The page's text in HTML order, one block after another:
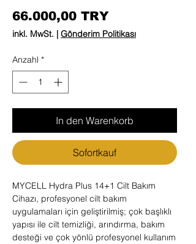
66.000,00 TRYPreis
inkl. MwSt. | Gönderim Politikası
Anzahl *
In den Warenkorb
Sofortkauf
MYCELL Hydra Plus 14+1 Cilt Bakım
Cihazı, profesyonel cilt bakım
uygulamaları için geliştirilmiş; çok başlıklı
yapısı ile cilt temizliği, arındırma, bakım
desteği ve çok yönlü profesyonel kullanım